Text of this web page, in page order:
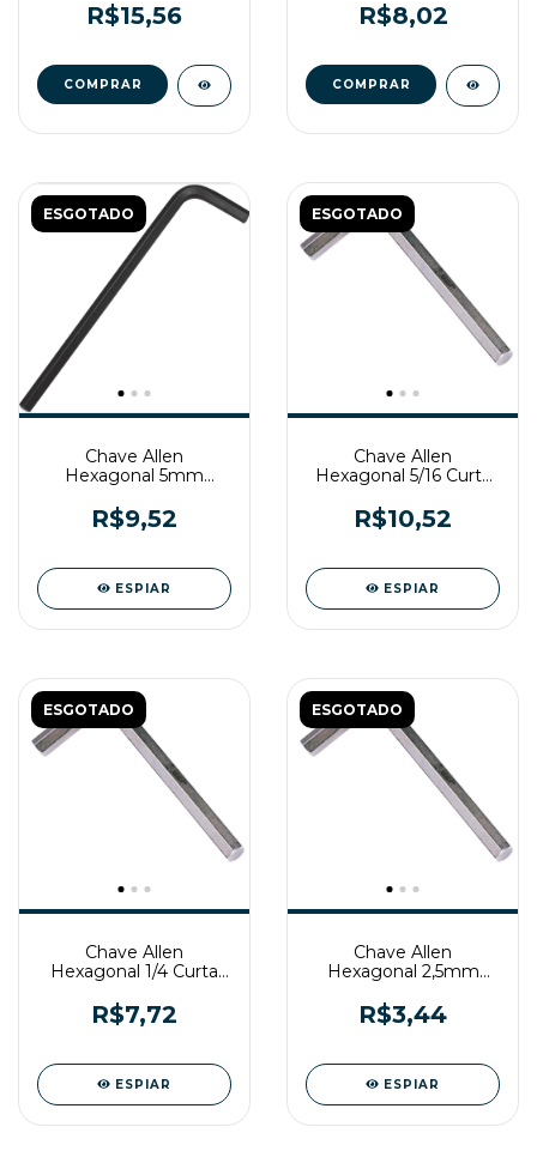
R$15,56 R$8,02
ESGOTADO
Chave Allen
Hexagonal 5mm
R$9,52
ESPIAR
ESGOTADO
Chave Allen
Hexagonal 5/16 Curta
R$10,52
ESPIAR
ESGOTADO
Chave Allen
Hexagonal 1/4 Curta
R$7,72
ESPIAR
ESGOTADO
Chave Allen
Hexagonal 2,5mm
R$3,44
ESPIAR